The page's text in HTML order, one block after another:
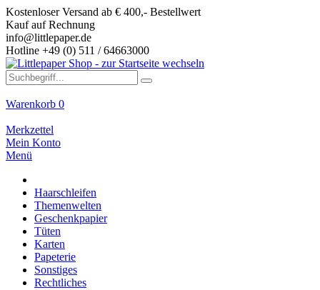
Kostenloser Versand ab € 400,- Bestellwert
Kauf auf Rechnung
info@littlepaper.de
Hotline +49 (0) 511 / 64663000
Warenkorb 0
Merkzettel
Mein Konto
Menü
Haarschleifen
Themenwelten
Geschenkpapier
Tüten
Karten
Papeterie
Sonstiges
Rechtliches